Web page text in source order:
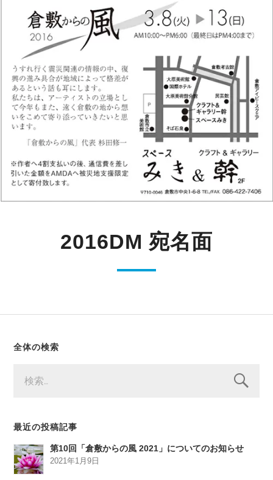
2016DM 宛名面
全体の検索
索:
最近の投稿記事
第10回「倉敷からの風 2021」についてのお知らせ
2021年1月9日